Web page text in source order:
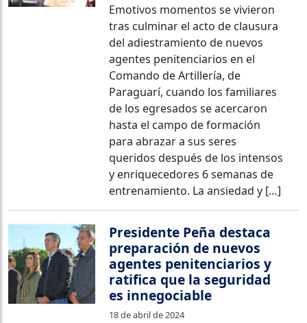
Emotivos momentos se vivieron
tras culminar el acto de clausura
del adiestramiento de nuevos
agentes penitenciarios en el
Comando de Artillería, de
Paraguarí, cuando los familiares
de los egresados se acercaron
hasta el campo de formación
para abrazar a sus seres
queridos después de los intensos
y enriquecedores 6 semanas de
entrenamiento. La ansiedad y […]
Presidente Peña destaca
preparación de nuevos
agentes penitenciarios y
ratifica que la seguridad
es innegociable
18 de abril de 2024